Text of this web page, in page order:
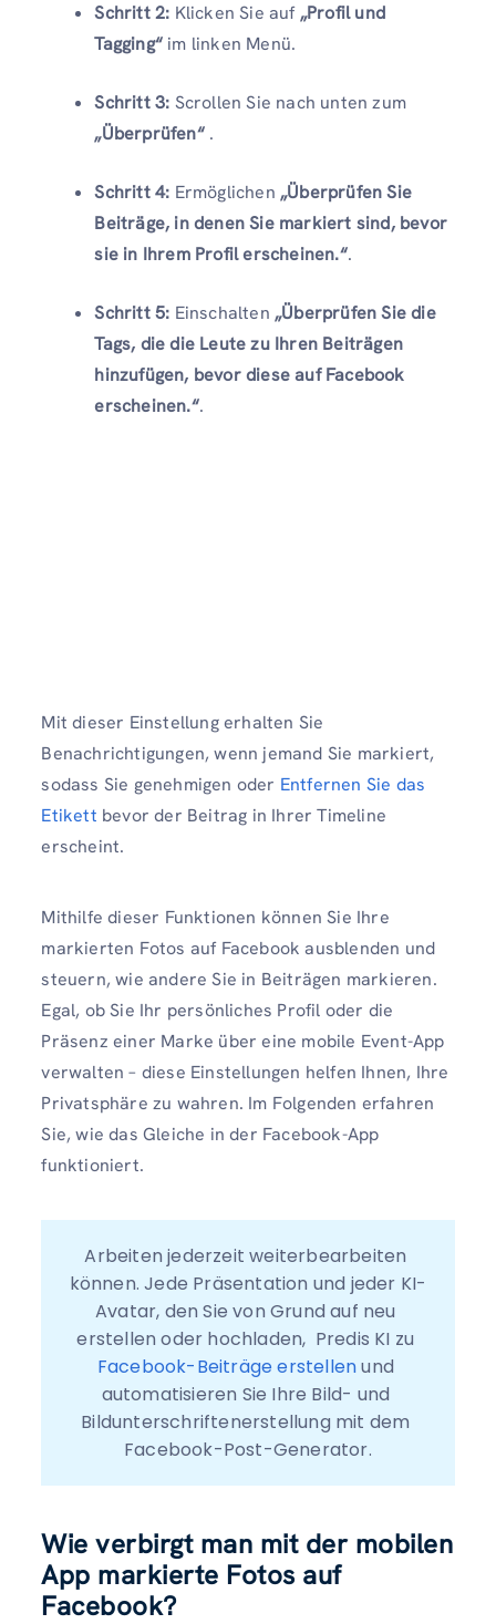
Schritt 2: Klicken Sie auf „Profil und
Tagging“ im linken Menü.
Schritt 3: Scrollen Sie nach unten zum
„Überprüfen“.
Schritt 4: Ermöglichen „Überprüfen Sie
Beiträge, in denen Sie markiert sind, bevor
sie in Ihrem Profil erscheinen.“.
Schritt 5: Einschalten „Überprüfen Sie die
Tags, die die Leute zu Ihren Beiträgen
hinzufügen, bevor diese auf Facebook
erscheinen.“.
Mit dieser Einstellung erhalten Sie
Benachrichtigungen, wenn jemand Sie markiert,
sodass Sie genehmigen oder Entfernen Sie das
Etikett bevor der Beitrag in Ihrer Timeline
erscheint.
Mithilfe dieser Funktionen können Sie Ihre
markierten Fotos auf Facebook ausblenden und
steuern, wie andere Sie in Beiträgen markieren.
Egal, ob Sie Ihr persönliches Profil oder die
Präsenz einer Marke über eine mobile Event-App
verwalten – diese Einstellungen helfen Ihnen, Ihre
Privatsphäre zu wahren. Im Folgenden erfahren
Sie, wie das Gleiche in der Facebook-App
funktioniert.
Arbeiten jederzeit weiterbearbeiten
können. Jede Präsentation und jeder KI-
Avatar, den Sie von Grund auf neu
Facebook-Beiträge erstellen und
automatisieren Sie Ihre Bild- und
Bildunterschriftenerstellung mit dem
Facebook-Post-Generator.
Wie verbirgt man mit der mobilen
App markierte Fotos auf
Facebook?